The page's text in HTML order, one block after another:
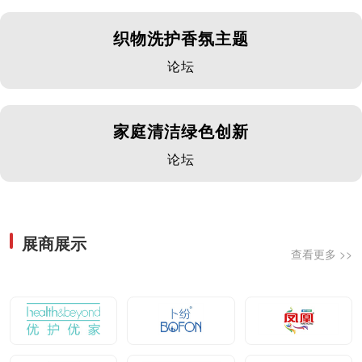
织物洗护香氛主题
论坛
家庭清洁绿色创新
论坛
展商展示 查看更多 >>